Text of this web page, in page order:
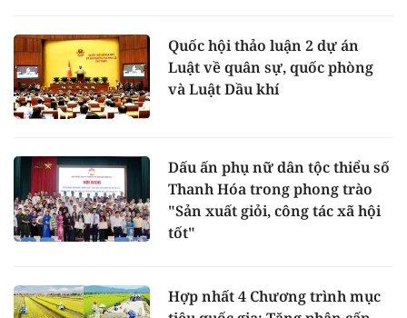
Quốc hội thảo luận 2 dự án
Luật về quân sự, quốc phòng
và Luật Dầu khí
Dấu ấn phụ nữ dân tộc thiểu số
Thanh Hóa trong phong trào
"Sản xuất giỏi, công tác xã hội
tốt"
Hợp nhất 4 Chương trình mục